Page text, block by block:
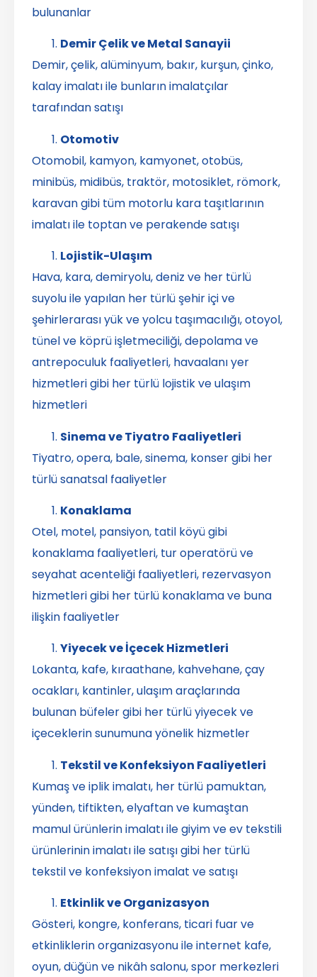
bulunanlar
Demir Çelik ve Metal Sanayii
Demir, çelik, alüminyum, bakır, kurşun, çinko,
kalay imalatı ile bunların imalatçılar
tarafından satışı
Otomotiv
Otomobil, kamyon, kamyonet, otobüs,
minibüs, midibüs, traktör, motosiklet, römork,
karavan gibi tüm motorlu kara taşıtlarının
imalatı ile toptan ve perakende satışı
Lojistik-Ulaşım
Hava, kara, demiryolu, deniz ve her türlü
suyolu ile yapılan her türlü şehir içi ve
şehirlerarası yük ve yolcu taşımacılığı, otoyol,
tünel ve köprü işletmeciliği, depolama ve
antrepoculuk faaliyetleri, havaalanı yer
hizmetleri gibi her türlü lojistik ve ulaşım
hizmetleri
Sinema ve Tiyatro Faaliyetleri
Tiyatro, opera, bale, sinema, konser gibi her
türlü sanatsal faaliyetler
Konaklama
Otel, motel, pansiyon, tatil köyü gibi
konaklama faaliyetleri, tur operatörü ve
seyahat acenteliği faaliyetleri, rezervasyon
hizmetleri gibi her türlü konaklama ve buna
ilişkin faaliyetler
Yiyecek ve İçecek Hizmetleri
Lokanta, kafe, kıraathane, kahvehane, çay
ocakları, kantinler, ulaşım araçlarında
bulunan büfeler gibi her türlü yiyecek ve
içeceklerin sunumuna yönelik hizmetler
Tekstil ve Konfeksiyon Faaliyetleri
Kumaş ve iplik imalatı, her türlü pamuktan,
yünden, tiftikten, elyaftan ve kumaştan
mamul ürünlerin imalatı ile giyim ve ev tekstili
ürünlerinin imalatı ile satışı gibi her türlü
tekstil ve konfeksiyon imalat ve satışı
Etkinlik ve Organizasyon
Gösteri, kongre, konferans, ticari fuar ve
etkinliklerin organizasyonu ile internet kafe,
oyun, düğün ve nikâh salonu, spor merkezleri